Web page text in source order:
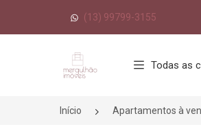
(13) 99799-3155
Página inicial
Todas as
Início Apartamentos à